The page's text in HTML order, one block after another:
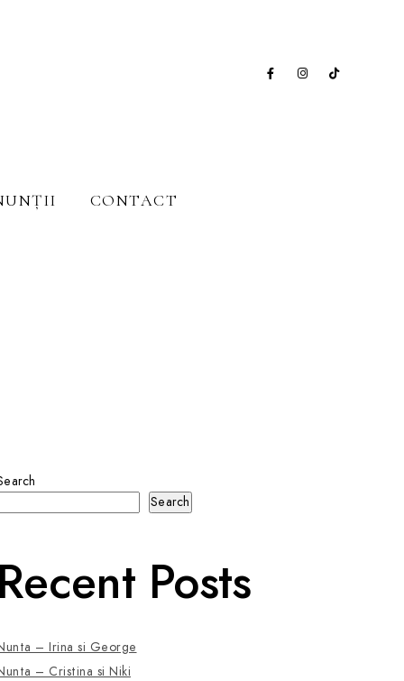
CONTACT
Search
Posts
– Irina si George
– Cristina si Niki